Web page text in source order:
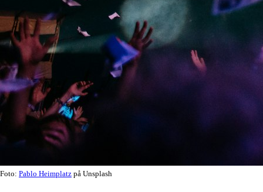
Foto: Pablo Heimplatz på Unsplash